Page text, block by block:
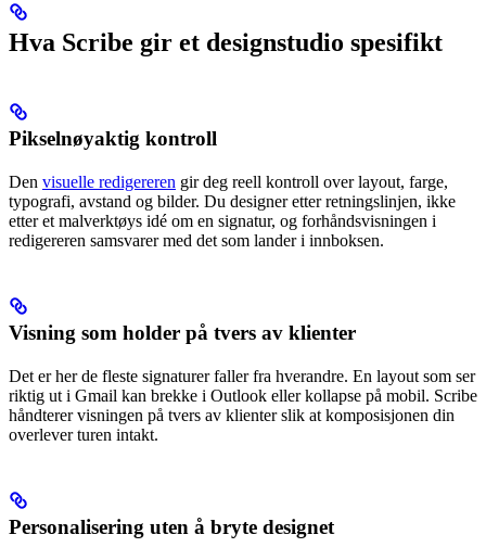
Hva Scribe gir et designstudio spesifikt
Pikselnøyaktig kontroll
Den visuelle redigereren gir deg reell kontroll over layout, farge,
typografi, avstand og bilder. Du designer etter retningslinjen, ikke
etter et malverktøys idé om en signatur, og forhåndsvisningen i
redigereren samsvarer med det som lander i innboksen.
Visning som holder på tvers av klienter
Det er her de fleste signaturer faller fra hverandre. En layout som ser
riktig ut i Gmail kan brekke i Outlook eller kollapse på mobil. Scribe
håndterer visningen på tvers av klienter slik at komposisjonen din
overlever turen intakt.
Personalisering uten å bryte designet